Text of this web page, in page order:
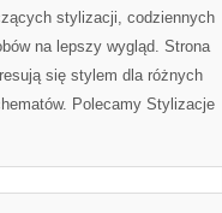
stylizacji, codziennych
na lepszy wygląd. Strona
się stylem dla różnych
Polecamy Stylizacje